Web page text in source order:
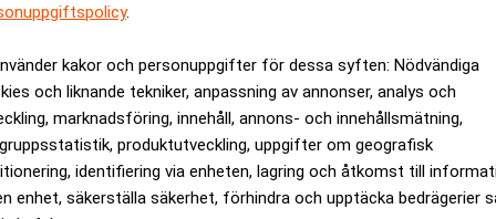
.
kakor och personuppgifter för dessa syften: Nödvändiga
och liknande tekniker, anpassning av annonser, analys och
marknadsföring, innehåll, annons- och innehållsmätning,
produktutveckling, uppgifter om geografisk
identifiering via enheten, lagring och åtkomst till
enhet, säkerställa säkerhet, förhindra och upptäcka bedrägerier
in Italy” för de Italien-tillverkade.
av sport- och fritidskläder aktuell för Prada.
är kostnadsfritt: Prenumerera